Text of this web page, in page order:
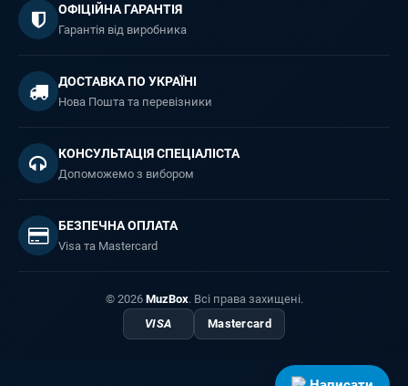
ОФІЦІЙНА ГАРАНТІЯ
Гарантія від виробника
ДОСТАВКА ПО УКРАЇНІ
Нова Пошта та перевізники
КОНСУЛЬТАЦІЯ СПЕЦІАЛІСТА
Допоможемо з вибором
БЕЗПЕЧНА ОПЛАТА
Visa та Mastercard
© 2026 MuzBox. Всі права захищені.
VISA
Mastercard